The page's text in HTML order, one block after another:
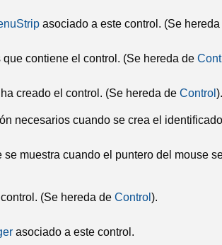
asociado a este control. (Se
contiene el control. (Se hereda de
creado el control. (Se hereda de Control ).
necesarios cuando se crea el
muestra cuando el puntero del mouse
(Se hereda de Control ).
asociado a este control.